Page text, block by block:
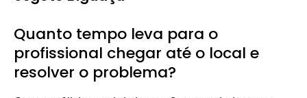
Quanto tempo leva para o
profissional chegar até o local e
resolver o problema?